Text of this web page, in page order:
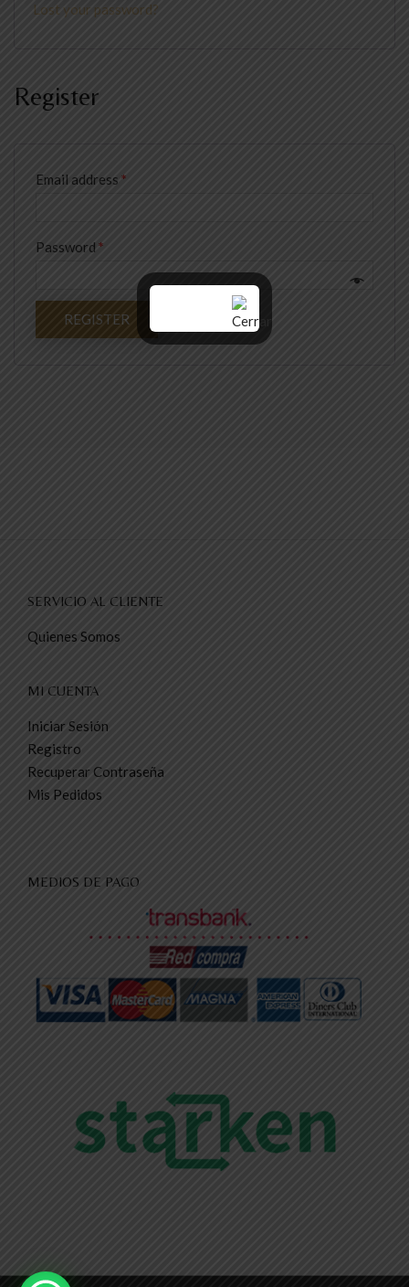
Lost your password?
Register
Email address *
Password *
REGISTER
SERVICIO AL CLIENTE
Quienes Somos
MI CUENTA
Iniciar Sesión
Registro
Recuperar Contraseña
Mis Pedidos
MEDIOS DE PAGO